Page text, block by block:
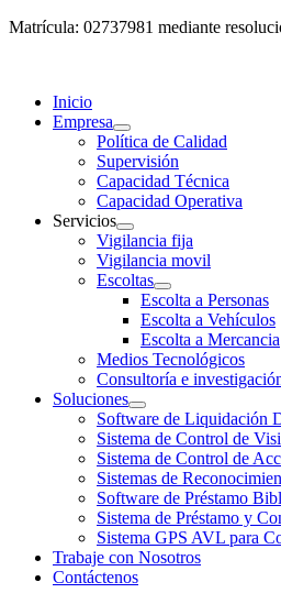
Matrícula: 02737981 mediante
Inicio
Empresa
Política de Calidad
Supervisión
Capacidad Técnica
Capacidad Operativa
Servicios
Vigilancia fija
Vigilancia movil
Escoltas
Escolta a Personas
Escolta a Vehículos
Escolta a Mercancia
Medios Tecnológicos
Consultoría e
Soluciones
Software de Liquidación
Sistema de Control de
Sistema de Control de
Sistemas de
Software de Préstamo
Sistema de Préstamo y
Sistema GPS AVL para
Trabaje con Nosotros
Contáctenos